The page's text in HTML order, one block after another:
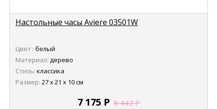
Настольные часы Aviere 03501W
Цвет : белый
Материал: дерево
Стиль: классика
Размер: 27 х 21 х 10 см
7 175 Р 8 442Р